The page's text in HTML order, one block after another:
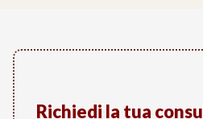
Richiedi la tua